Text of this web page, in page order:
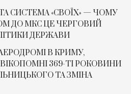
СИСТЕМА «СВОЇХ» — ЧОМУ
ДО МКС ЦЕ ЧЕРГОВИЙ
ДЕРЖАВИ
В КРИМУ,
369-ТІ РОКОВИНИ
ТА ЗМІНА